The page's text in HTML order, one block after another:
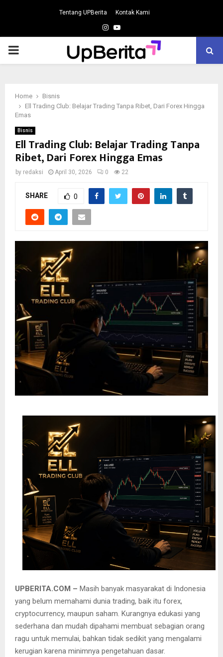
Tentang UPBerita Kontak Kami
Instagram
Youtube
PRIMARY
Home
Bisnis
Ell Trading Club: Belajar Trading Tanpa Ribet, Dari Forex Hingga
Emas
Bisnis
Ell Trading Club: Belajar Trading Tanpa
Ribet, Dari Forex Hingga Emas
by redaksi April 30, 2026 0 22
SHARE 0
UPBERITA.COM – Masih banyak masyarakat di Indonesia
yang belum memahami dunia trading, baik itu forex,
cryptocurrency, maupun saham. Kurangnya edukasi yang
sederhana dan mudah dipahami membuat sebagian orang
ragu untuk memulai, bahkan tidak sedikit yang mengalami
kerugian karena minimnya pengetahuan dasar.